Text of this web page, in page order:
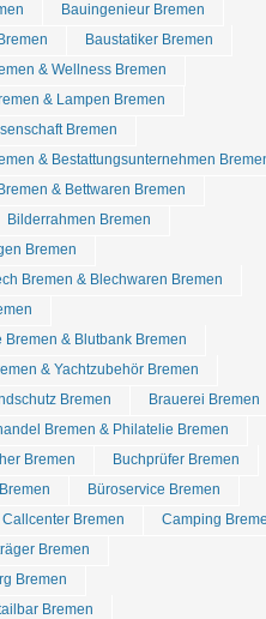
Bauingenieur Bremen
Baustatiker Bremen
& Wellness Bremen
& Lampen Bremen
Bremen
& Bestattungsunternehmen
& Bettwaren Bremen
Bilderrahmen Bremen
Bremen
Bremen & Blechwaren Bremen
Bremen & Blutbank Bremen
& Yachtzubehör Bremen
Bremen
Brauerei Bremen
Bremen & Philatelie Bremen
Bremen
Buchprüfer Bremen
Büroservice Bremen
Callcenter Bremen
Camping
Bremen
Bremen
Bremen